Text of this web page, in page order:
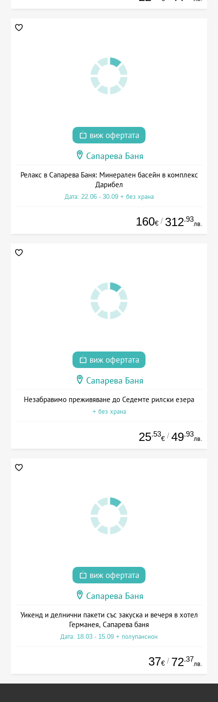
виж офертата
Сапарева Баня
Релакс в Сапарева Баня: Минерален басейн в комплекс
Дарибел
Дата: 22.06 - 30.09 + без храна
160€ / 312.93
лв.
виж офертата
Сапарева Баня
Незабравимо преживяване до Седемте рилски езера
+ без храна
25.53
€ / 49.93
лв.
виж офертата
Сапарева Баня
Уикенд и делнични пакети със закуска и вечеря в хотел
Германея, Сапарева баня
Дата: 18.03 - 15.09 + полупансион
37€ / 72.37
лв.